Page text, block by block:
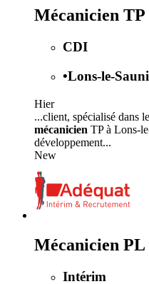
Mécanicien
CDI
•Lons-le-
Hier
...client, spécialisé dans
mécanicien TP à Lons-
développement...
New
Mécanicien
Intérim